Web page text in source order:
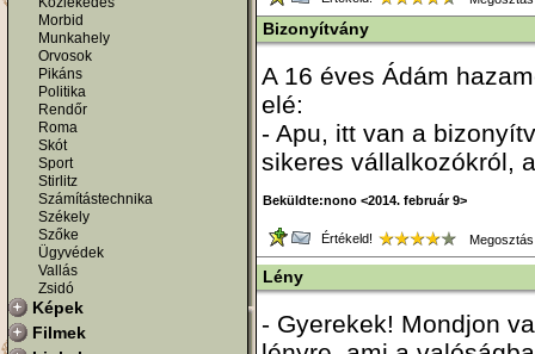
Morbid
Munkahely
Orvosok
Pikáns
Politika
Rendőr
Roma
Skót
Sport
Stirlitz
Számítástechnika
Székely
Szőke
Ügyvédek
Vallás
Zsidó
Képek
Filmek
Bizonyítvány
A 16 éves Ádám
elé:
- Apu, itt van a
sikeres vállalkozókról,
Beküldte:nono <2014. február 9>
Értékeld!
Lény
- Gyerekek! Mondjon